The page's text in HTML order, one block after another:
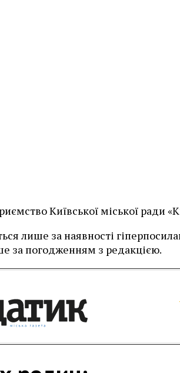
Київської міської ради
лише за наявності
за погодженням з редакцією.